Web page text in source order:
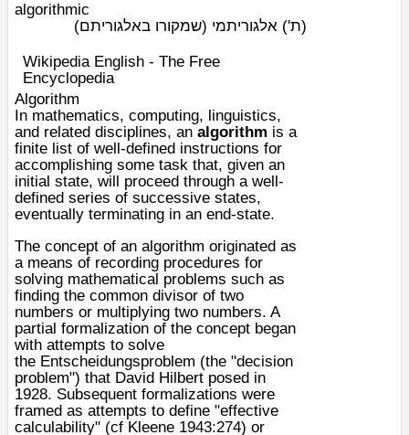
algorithmic
(ת') אלגוריתמי (שמקורו באלגוריתם)
Wikipedia English - The Free
Encyclopedia
Algorithm
In mathematics, computing, linguistics,
and related disciplines, an algorithm is a
finite list of well-defined instructions for
accomplishing some task that, given an
initial state, will proceed through a well-
defined series of successive states,
eventually terminating in an end-state.
The concept of an algorithm originated as
a means of recording procedures for
solving mathematical problems such as
finding the common divisor of two
numbers or multiplying two numbers. A
partial formalization of the concept began
with attempts to solve
the Entscheidungsproblem (the "decision
problem") that David Hilbert posed in
1928. Subsequent formalizations were
framed as attempts to define "effective
calculability" (cf Kleene 1943:274) or